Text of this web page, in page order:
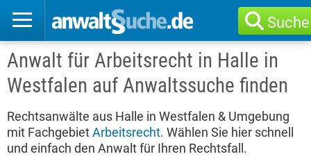
Suche
Anwalt für Arbeitsrecht in Halle in
Westfalen auf Anwaltssuche finden
Rechtsanwälte aus Halle in Westfalen & Umgebung
mit FachgebietArbeitsrecht. Wählen Sie hier schnell
und einfach den Anwalt für Ihren Rechtsfall.